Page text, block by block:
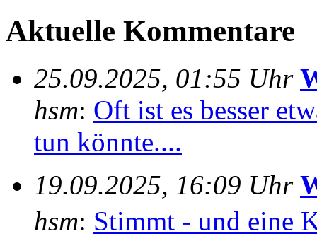
Aktuelle Kommentare
25.09.2025, 01:55 Uhr
hsm: Oft ist es besser
tun könnte....
19.09.2025, 16:09 Uhr
hsm: Stimmt - und eine